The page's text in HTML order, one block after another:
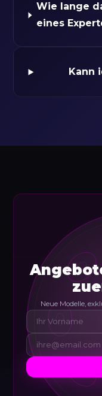
Wie lange
eines
Kann
Neue Modelle,